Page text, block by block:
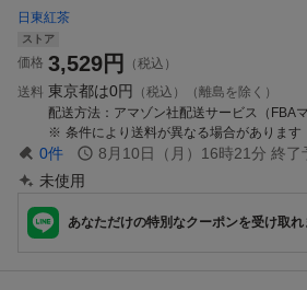
日東紅茶
ストア
価格 3,529円
（税込）
送料 東京都は0円
（税込）（離島を除く）
配送方法
条件により送料が異なる場合があります
0件 8月10日（月）16時21分 終了
未使用
あなただけの特別なクーポンを受け取れ